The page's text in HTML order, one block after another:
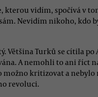
kterou vidím, spočívá v
Nevidím nikoho, kdo
Většina Turků se cítila
A nemohli to ani říct
možno kritizovat a nebylo
revoluci.